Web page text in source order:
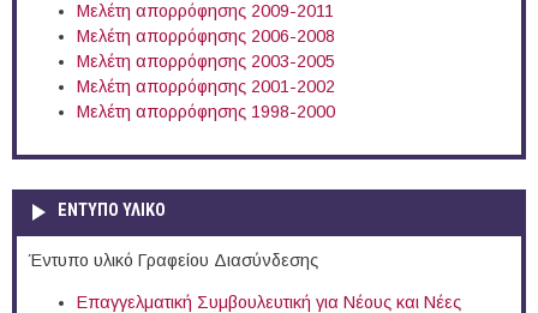
Μελέτη απορρόφησης 2009-2011
Μελέτη απορρόφησης 2006-2008
Μελέτη απορρόφησης 2003-2005
Μελέτη απορρόφησης 2001-2002
Μελέτη απορρόφησης 1998-2000
ΕΝΤΥΠΟ ΥΛΙΚΟ
Έντυπο υλικό Γραφείου Διασύνδεσης
Επαγγελματική Συμβουλευτική για Νέους και Νέες